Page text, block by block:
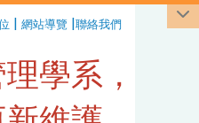
| 網站導覽 |聯絡我們
學系，